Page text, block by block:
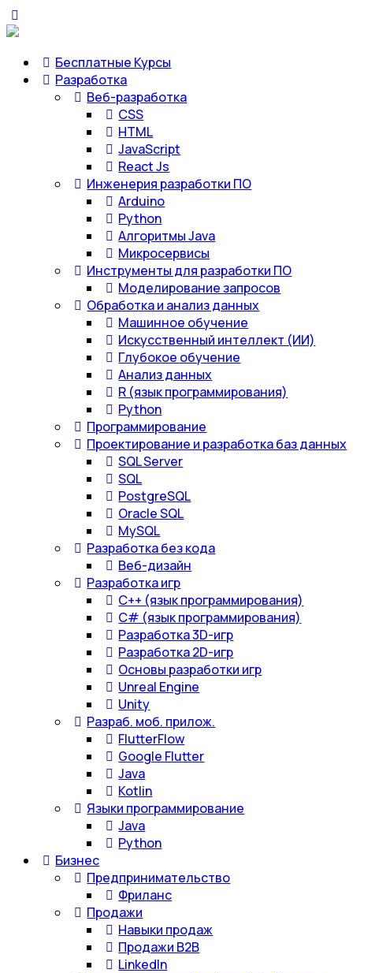
Бесплатные Курсы
Разработка
Веб-разработка
CSS
HTML
JavaScript
React Js
Инженерия разработки ПО
Arduino
Python
Алгоритмы Java
Микросервисы
Инструменты для разработки ПО
Моделирование запросов
Обработка и анализ данных
Машинное обучение
Искусственный интеллект (ИИ)
Глубокое обучение
Анализ данных
R (язык программирования)
Python
Программирование
Проектирование и разработка баз данных
SQL Server
SQL
PostgreSQL
Oracle SQL
MySQL
Разработка без кода
Веб-дизайн
Разработка игр
С++ (язык программирования)
С# (язык программирования)
Разработка 3D-игр
Разработка 2D-игр
Основы разработки игр
Unreal Engine
Unity
Разраб. моб. прилож.
FlutterFlow
Google Flutter
Java
Kotlin
Языки программирование
Java
Python
Бизнес
Предпринимательство
Фриланс
Продажи
Навыки продаж
Продажи B2B
LinkedIn